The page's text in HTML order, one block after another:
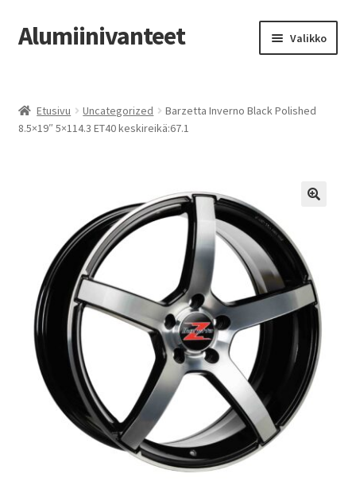
Siirry
navigointiin
Siirry
sisältöön
Alumiinivanteet Valikko
Kauppa
Vanteiden osto-opas
Auton renkaat
Yhteystiedot
Etusivu Uncategorized
Barzetta Inverno Black Polished
8.5×19″ 5×114.3 ET40 keskireikä:67.1